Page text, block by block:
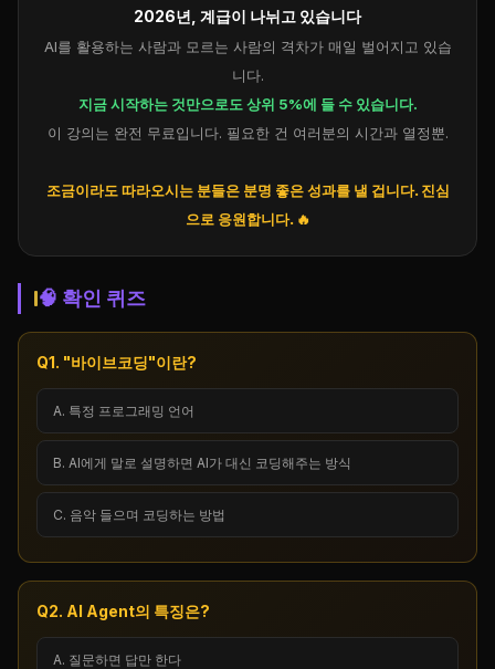
2026년, 계급이 나뉘고 있습니다
AI를 활용하는 사람과 모르는 사람의 격차가 매일 벌어지고 있습
니다.
지금 시작하는 것만으로도 상위 5%에 들 수 있습니다.
이 강의는 완전 무료입니다. 필요한 건 여러분의 시간과 열정뿐.
조금이라도 따라오시는 분들은 분명 좋은 성과를 낼 겁니다. 진심
으로 응원합니다. 🔥
🧠 확인 퀴즈
Q1. "바이브코딩"이란?
A. 특정 프로그래밍 언어
B. AI에게 말로 설명하면 AI가 대신 코딩해주는 방식
C. 음악 들으며 코딩하는 방법
Q2. AI Agent의 특징은?
A. 질문하면 답만 한다